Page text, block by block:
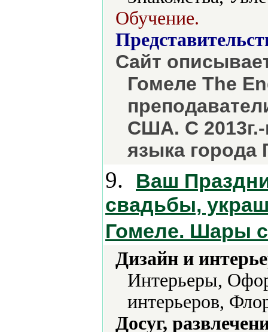
Обучение.
Сайт
Гомеле The
США. С
языка города
9.
Ваш
свадьбы,
Гомеле. Шары
Дизайн и
Интерьеры,
интерьеров,
Досуг,